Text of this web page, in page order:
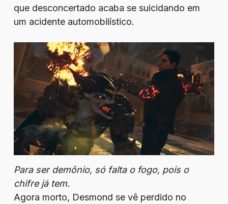
que desconcertado acaba se suicidando em
um acidente automobilístico.
Para ser demônio, só falta o fogo, pois o
chifre já tem.
Agora morto, Desmond se vê perdido no